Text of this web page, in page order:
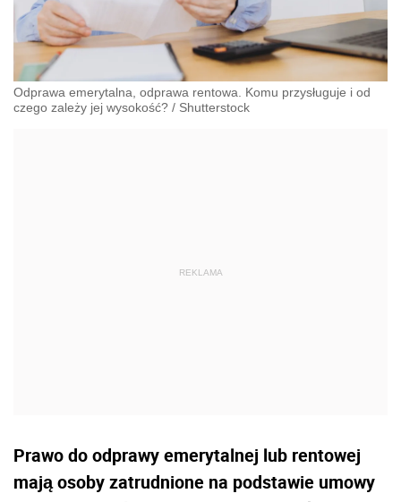
Odprawa emerytalna, odprawa rentowa. Komu przysługuje i od
czego zależy jej wysokość? / Shutterstock
Prawo do odprawy emerytalnej lub rentowej
mają osoby zatrudnione na podstawie umowy